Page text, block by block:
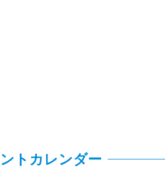
トカレンダー